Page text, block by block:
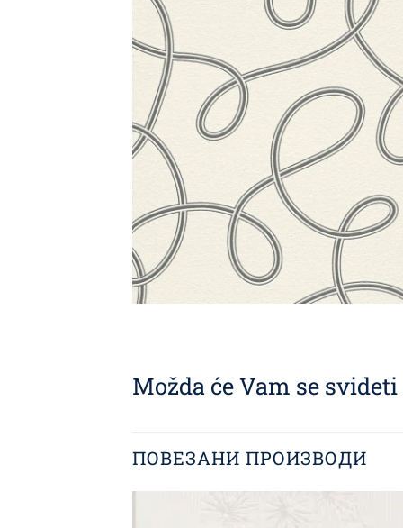
Možda će Vam se svideti
ПОВЕЗАНИ ПРОИЗВОДИ